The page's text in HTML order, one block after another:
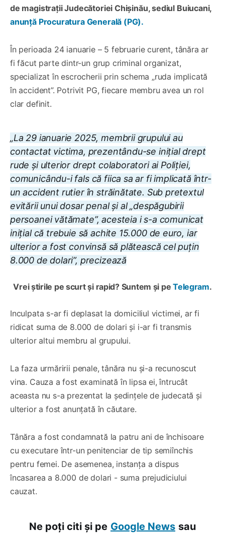
de magistrații Judecătoriei Chișinău, sediul Buiucani,
anunță Procuratura Generală (PG).
În perioada 24 ianuarie – 5 februarie curent, tânăra ar
fi făcut parte dintr-un grup criminal organizat,
specializat în escrocherii prin schema „ruda implicată
în accident”. Potrivit PG, fiecare membru avea un rol
clar definit.
„La 29 ianuarie 2025, membrii grupului au
contactat victima, prezentându-se inițial drept
rude și ulterior drept colaboratori ai Poliției,
comunicându-i fals că fiica sa ar fi implicată într-
un accident rutier în străinătate. Sub pretextul
evitării unui dosar penal și al „despăgubirii
persoanei vătămate”, acesteia i s-a comunicat
inițial că trebuie să achite 15.000 de euro, iar
ulterior a fost convinsă să plătească cel puțin
8.000 de dolari”, precizează
Vrei știrile pe scurt și rapid? Suntem și peTelegram.
Inculpata s-ar fi deplasat la domiciliul victimei, ar fi
ridicat suma de 8.000 de dolari și i-ar fi transmis
ulterior altui membru al grupului.
La faza urmăririi penale, tânăra nu și-a recunoscut
vina. Cauza a fost examinată în lipsa ei, întrucât
aceasta nu s-a prezentat la ședințele de judecată și
ulterior a fost anunțată în căutare.
Tânăra a fost condamnată la patru ani de închisoare
cu executare într-un penitenciar de tip semiînchis
pentru femei. De asemenea, instanța a dispus
încasarea a 8.000 de dolari - suma prejudiciului
cauzat.
Ne poți citi și pe Google News sau